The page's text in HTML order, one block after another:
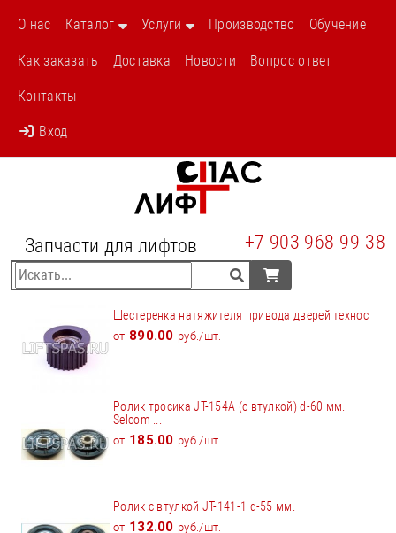
О нас Каталог Услуги Производство Обучение
Как заказать Доставка Новости Вопрос ответ
Контакты
Вход
Запчасти для лифтов +7 903 968-99-38
Шестеренка натяжителя привода дверей технос
от 890.00 руб./шт.
Ролик тросика JT-154А (с втулкой) d-60 мм.
Selcom ...
от 185.00 руб./шт.
Ролик с втулкой JT-141-1 d-55 мм.
от 132.00 руб./шт.